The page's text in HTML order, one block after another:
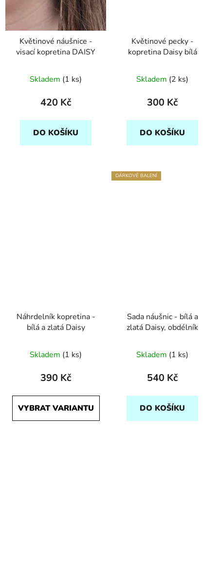
Květinové náušnice -
visací kopretina DAISY
Skladem (1 ks)
420 Kč
DO KOŠÍKU
Květinové pecky -
kopretina Daisy bílá
Skladem (2 ks)
300 Kč
DO KOŠÍKU
Náhrdelník kopretina -
bílá a zlatá Daisy
Skladem (1 ks)
390 Kč
VYBRAT VARIANTU
DÁRKOVÉ BALENÍ
Sada náušnic - bílá a
zlatá Daisy, obdélník
Skladem (1 ks)
540 Kč
DO KOŠÍKU